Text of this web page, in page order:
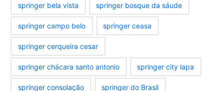
springer bela vista springer bosque da sáude
springer campo belo springer ceasa
springer cerqueira cesar
springer chácara santo antonio springer city lapa
springer consolação springer do Brasil